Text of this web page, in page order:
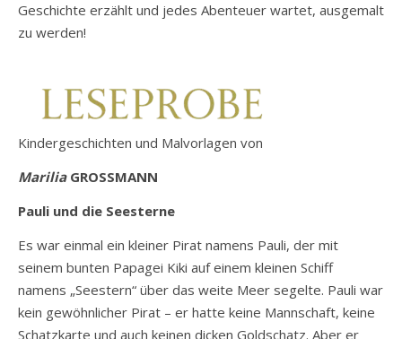
Geschichte erzählt und jedes Abenteuer wartet, ausgemalt
zu werden!
Kindergeschichten und Malvorlagen von
MariliaGROSSMANN
Pauli und die Seesterne
Es war einmal ein kleiner Pirat namens Pauli, der mit
seinem bunten Papagei Kiki auf einem kleinen Schiff
namens „Seestern“ über das weite Meer segelte. Pauli war
kein gewöhnlicher Pirat – er hatte keine Mannschaft, keine
Schatzkarte und auch keinen dicken Goldschatz. Aber er